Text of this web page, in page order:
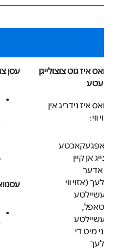
וואס איז גוט צוצולייגן
דיעטע
וואס איז נידריג אין
ווי:
אפגעקאכטע
אן קיין
אדער
(אזוי ווי
מיט די
עסן צו